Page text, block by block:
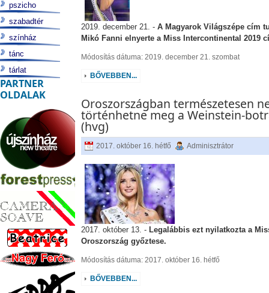
2019. december 21. - A Magyarok Világszépe cím
Mikó Fanni elnyerte a Miss Intercontinental 2019
Módosítás dátuma: 2019. december 21. szombat
BŐVEBBEN...
Oroszországban természetesen
történhetne meg a Weinstein-
(hvg)
2017. október 16. hétfő Adminisztrátor
2017. október 13. - Legalábbis ezt nyilatkozta a
Oroszország győztese.
Módosítás dátuma: 2017. október 16. hétfő
BŐVEBBEN...
pszicho
szabadtér
színház
tánc
tárlat
PARTNER
OLDALAK